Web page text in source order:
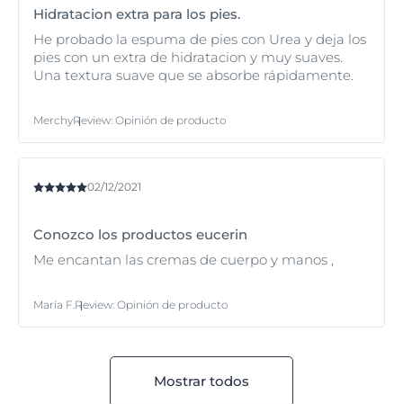
Hidratacion extra para los pies.
He probado la espuma de pies con Urea y deja los
pies con un extra de hidratacion y muy suaves.
Una textura suave que se absorbe rápidamente.
MerchyReview: Opinión de producto
02/12/2021
Conozco los productos eucerin
Me encantan las cremas de cuerpo y manos ,
María F. Review: Opinión de producto
Mostrar todos